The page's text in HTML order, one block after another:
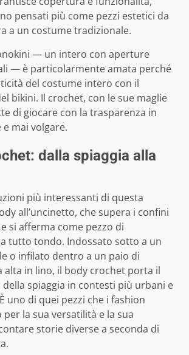
pensati più come pezzi estetici da
a un costume tradizionale.
— un intero con aperture
— è particolarmente amata perché
del costume intero con il
bikini. Il crochet, con le sue maglie
di giocare con la trasparenza in
mai volgare.
dalla spiaggia alla
più interessanti di questa
all’uncinetto, che supera i confini
si afferma come pezzo di
tutto tondo. Indossato sotto a un
o infilato dentro a un paio di
alta in lino, il body crochet porta il
spiaggia in contesti più urbani e
uno di quei pezzi che i fashion
la sua versatilità e la sua
storie diverse a seconda di